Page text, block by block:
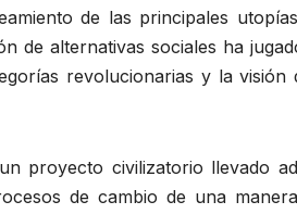
de las principales
de alternativas sociales ha
revolucionarias y la visión
proyecto civilizatorio llevado
de cambio de una